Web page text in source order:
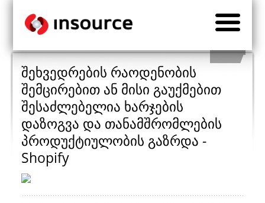
შეხვედრების რაოდენობის
შემცირებით ან მისი გაუქმებით
შესაძლებელია ხარჯების
დაზოგვა და თანამშრომლების
პროდუქტიულობის გაზრდა -
Shopify